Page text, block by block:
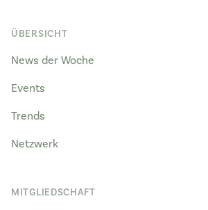
ÜBERSICHT
News der Woche
Events
Trends
Netzwerk
MITGLIEDSCHAFT